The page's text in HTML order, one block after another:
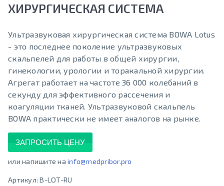
ХИРУРГИЧЕСКАЯ СИСТЕМА
Ультразвуковая хирургическая система BOWA Lotus
- это последнее поколение ультразвуковых
скальпелей для работы в общей хирургии,
гинекологии, урологии и торакальной хирургии.
Агрегат работает на частоте 36 000 колебаний в
секунду для эффективного рассечения и
коагуляции тканей. Ультразвуковой скальпель
BOWA практически не имеет аналогов на рынке.
ЗАПРОСИТЬ ЦЕНУ
или напишите на info@medpribor.pro
Артикул:B-LOT-RU